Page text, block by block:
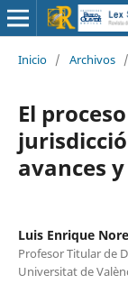
Inicio / Archivos /
El
avances
Luis Enrique
Profesor Titular de
Universitat de